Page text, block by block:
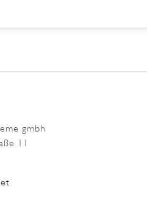
gmbh
11